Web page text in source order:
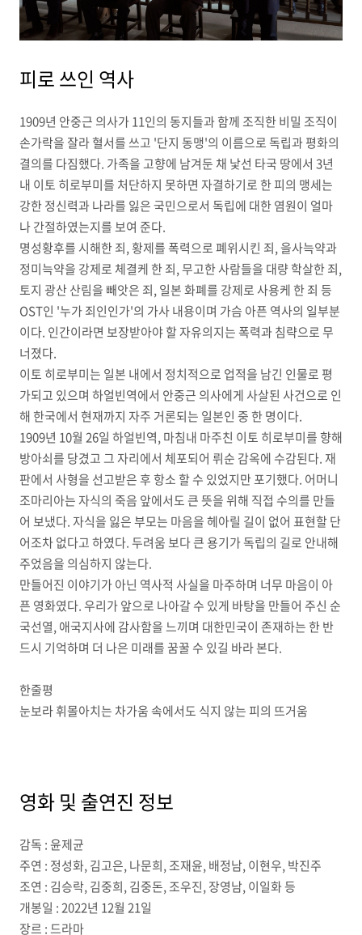
피로 쓰인 역사
1909년 안중근 의사가 11인의 동지들과 함께 조직한 비밀 조직이
손가락을 잘라 혈서를 쓰고 '단지 동맹'의 이름으로 독립과 평화의
결의를 다짐했다. 가족을 고향에 남겨둔 채 낯선 타국 땅에서 3년
내 이토 히로부미를 처단하지 못하면 자결하기로 한 피의 맹세는
강한 정신력과 나라를 잃은 국민으로서 독립에 대한 염원이 얼마
나 간절하였는지를 보여 준다.
명성황후를 시해한 죄, 황제를 폭력으로 폐위시킨 죄, 을사늑약과
정미늑약을 강제로 체결케 한 죄, 무고한 사람들을 대량 학살한 죄,
토지 광산 산림을 빼앗은 죄, 일본 화폐를 강제로 사용케 한 죄 등
OST인 '누가 죄인인가'의 가사 내용이며 가슴 아픈 역사의 일부분
이다. 인간이라면 보장받아야 할 자유의지는 폭력과 침략으로 무
너졌다.
이토 히로부미는 일본 내에서 정치적으로 업적을 남긴 인물로 평
가되고 있으며 하얼빈역에서 안중근 의사에게 사살된 사건으로 인
해 한국에서 현재까지 자주 거론되는 일본인 중 한 명이다.
1909년 10월 26일 하얼빈역, 마침내 마주친 이토 히로부미를 향해
방아쇠를 당겼고 그 자리에서 체포되어 뤼순 감옥에 수감된다. 재
판에서 사형을 선고받은 후 항소 할 수 있었지만 포기했다. 어머니
조마리아는 자식의 죽음 앞에서도 큰 뜻을 위해 직접 수의를 만들
어 보냈다. 자식을 잃은 부모는 마음을 헤아릴 길이 없어 표현할 단
어조차 없다고 하였다. 두려움 보다 큰 용기가 독립의 길로 안내해
주었음을 의심하지 않는다.
만들어진 이야기가 아닌 역사적 사실을 마주하며 너무 마음이 아
픈 영화였다. 우리가 앞으로 나아갈 수 있게 바탕을 만들어 주신 순
국선열, 애국지사에 감사함을 느끼며 대한민국이 존재하는 한 반
드시 기억하며 더 나은 미래를 꿈꿀 수 있길 바라 본다.
한줄평
눈보라 휘몰아치는 차가움 속에서도 식지 않는 피의 뜨거움
영화 및 출연진 정보
감독 : 윤제균
주연 : 정성화, 김고은, 나문희, 조재윤, 배정남, 이현우, 박진주
조연 : 김승락, 김중희, 김중돈, 조우진, 장영남, 이일화 등
개봉일 : 2022년 12월 21일
장르 : 드라마